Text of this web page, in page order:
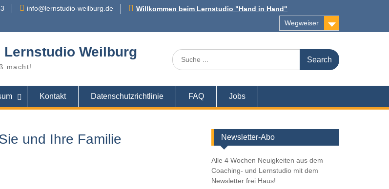
info@lernstudio-weilburg.de
Willkommen beim Lernstudio "Hand in Hand"
Wegweiser
Lernstudio Weilburg
macht!
Search
for:
Kontakt Datenschutzrichtlinie FAQ Jobs
und Ihre Familie
Newsletter-Abo
Alle 4 Wochen Neuigkeiten aus dem
Coaching- und Lernstudio mit dem
Newsletter frei Haus!